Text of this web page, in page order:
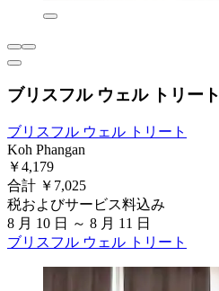
ブリスフル ウェル トリート
ブリスフル ウェル トリート
Koh Phangan
￥4,179
合計 ￥7,025
税およびサービス料込み
8 月 10 日 ～ 8 月 11 日
ブリスフル ウェル トリート